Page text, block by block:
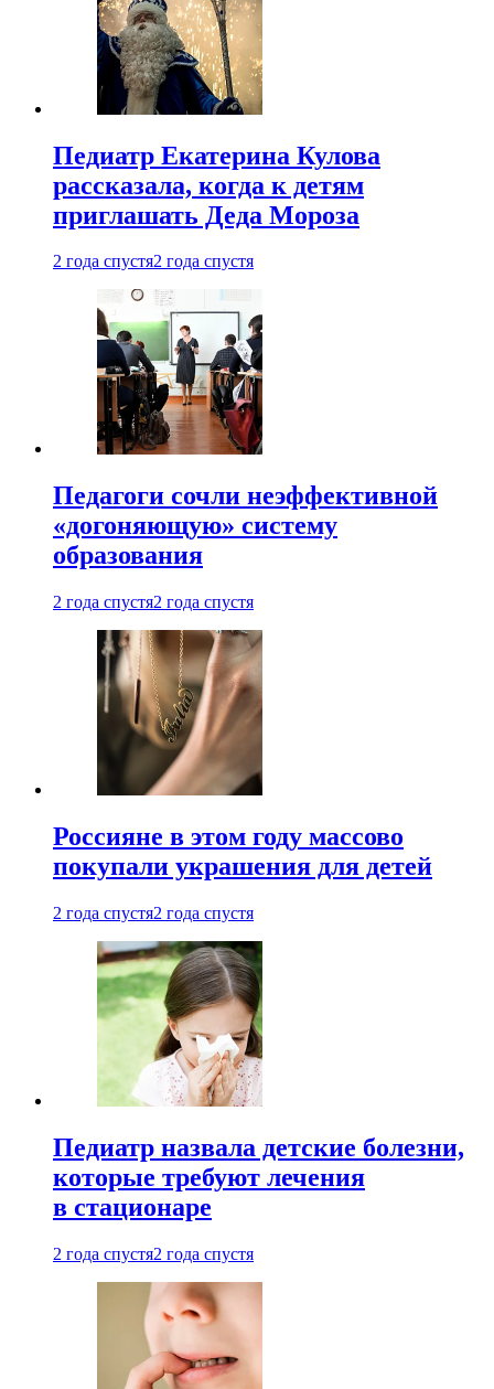
Педиатр Екатерина Кулова
рассказала, когда к детям
приглашать Деда Мороза
2 года спустя2 года спустя
Педагоги сочли неэффективной
«догоняющую» систему
образования
2 года спустя2 года спустя
Россияне в этом году массово
покупали украшения для детей
2 года спустя2 года спустя
Педиатр назвала детские болезни,
которые требуют лечения
в стационаре
2 года спустя2 года спустя